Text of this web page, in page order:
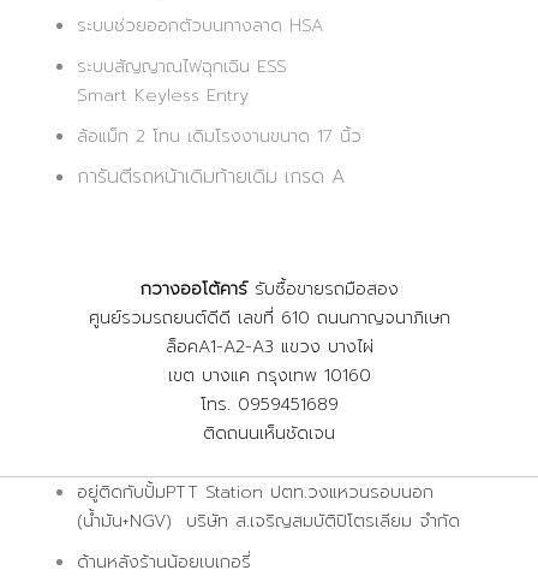
ระบบช่วยออกตัวบนทางลาด HSA
ระบบสัญญาณไฟฉุกเฉิน ESS
Smart Keyless Entry
ล้อแม็ก 2 โทน เดิมโรงงานขนาด 17 นิ้ว
การันตีรถหน้าเดิมท้ายเดิม เกรด A
กวางออโต้คาร์รับซื้อขายรถมือสอง
ศูนย์รวมรถยนต์ดีดี เลขที่ 610 ถนนกาญจนาภิเษก
ล็อคA1-A2-A3 แขวง บางไผ่
เขต บางแค กรุงเทพ 10160
โทร. 0959451689
ติดถนนเห็นชัดเจน
อยู่ติดกับปั้มPTT Station ปตท.วงแหวนรอบนอก
(น้ำมัน+NGV) บริษัท ส.เจริญสมบัติปิโตรเลียม จำกัด
ด้านหลังร้านน้อยเบเกอรี่